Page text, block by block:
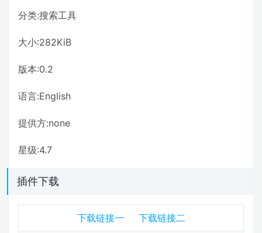
分类:搜索工具
大小:282KiB
版本:0.2
语言:English
提供方:none
星级:4.7
插件下载
下载链接一 下载链接二